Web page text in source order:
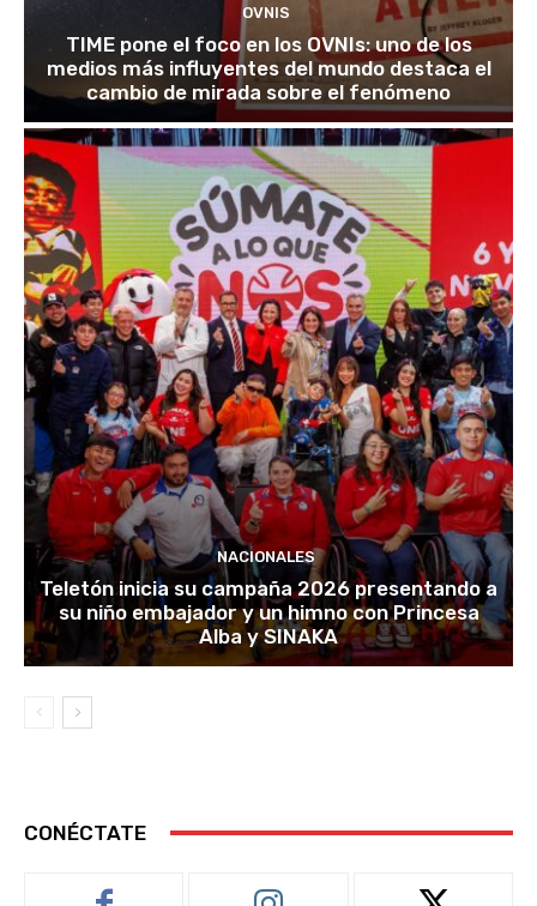
OVNIS
TIME pone el foco en los OVNIs: uno de los
medios más influyentes del mundo destaca el
cambio de mirada sobre el fenómeno
NACIONALES
Teletón inicia su campaña 2026 presentando a
su niño embajador y un himno con Princesa
Alba y SINAKA
CONÉCTATE